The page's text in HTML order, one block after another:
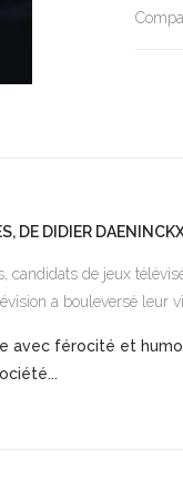
DE DIDIER
candidats de jeux
a bouleversé leur
avec férocité et